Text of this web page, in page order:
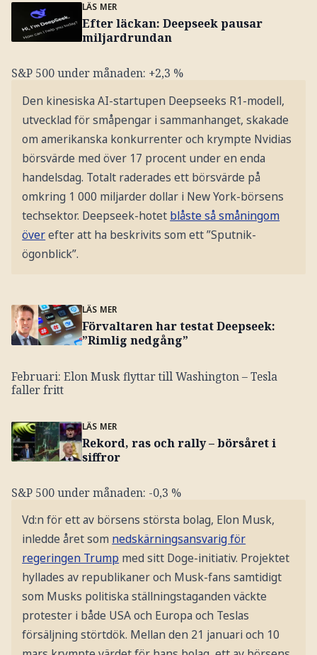
LÄS MER
Efter läckan: Deepseek pausar
miljardrundan
S&P 500 under månaden: +2,3 %
Den kinesiska AI-startupen Deepseeks R1-modell,
utvecklad för småpengar i sammanhanget, skakade
om amerikanska konkurrenter och krympte Nvidias
börsvärde med över 17 procent under en enda
handelsdag. Totalt raderades ett börsvärde på
omkring 1 000 miljarder dollar i New York-börsens
techsektor. Deepseek-hotet blåste så småningom
överefter att ha beskrivits som ett ”Sputnik-
ögonblick”.
LÄS MER
Förvaltaren har testat Deepseek:
”Rimlig nedgång”
Februari: Elon Musk flyttar till Washington – Tesla
faller fritt
LÄS MER
Rekord, ras och rally – börsåret i
siffror
S&P 500 under månaden: -0,3 %
Vd:n för ett av börsens största bolag, Elon Musk,
inledde året som nedskärningsansvarig för
regeringen Trump med sitt Doge-initiativ. Projektet
hyllades av republikaner och Musk-fans samtidigt
som Musks politiska ställningstaganden väckte
protester i både USA och Europa och Teslas
försäljning störtdök. Mellan den 21 januari och 10